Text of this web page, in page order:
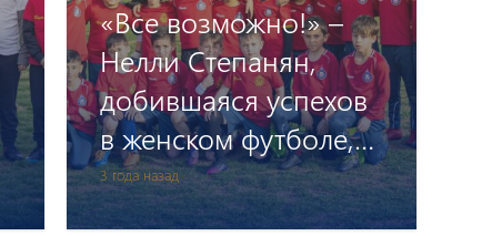
3 года назад
«Все возможно!» –
Нелли Степанян,
добившаяся успехов
в женском футболе,
рассказывает о своем
пути